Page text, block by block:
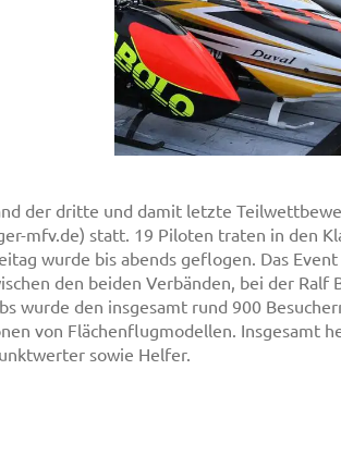
der dritte und damit letzte
mfv.de) statt. 19 Piloten traten in den
wurde bis abends geflogen. Das
den beiden Verbänden, bei der Ralf
wurde den insgesamt rund 900
von Flächenflugmodellen. Insgesamt
sowie Helfer.